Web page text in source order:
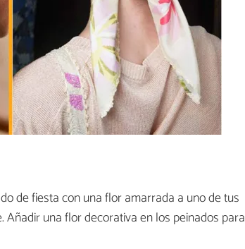
de fiesta con una flor amarrada a uno de tus
una flor decorativa en los peinados para